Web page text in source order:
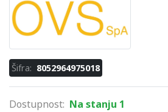
Šifra: 8052964975018
Dostupnost: Na stanju 1